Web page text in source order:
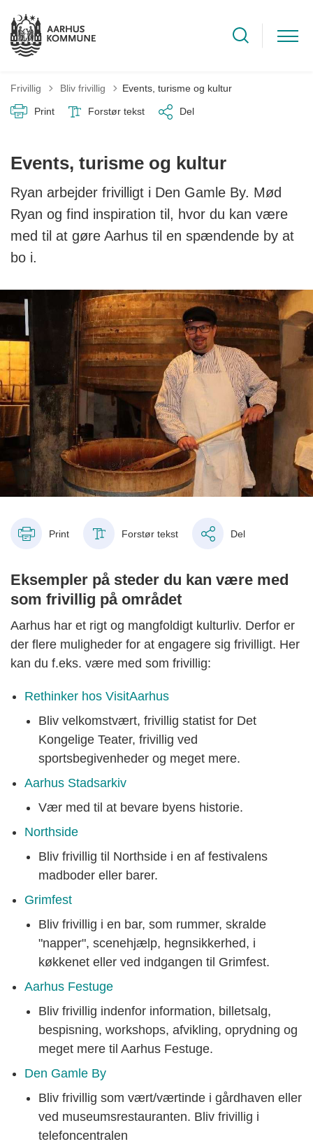
Frivillig Tilbage til
Bliv frivillig Events, turisme og kultur
Print Forstør tekst Del
Events, turisme og kultur
Ryan arbejder frivilligt i Den Gamle By. Mød
Ryan og find inspiration til, hvor du kan være
med til at gøre Aarhus til en spændende by at
bo i.
Print Forstør tekst Del
Eksempler på steder du kan være med
som frivillig på området
Aarhus har et rigt og mangfoldigt kulturliv. Derfor er
der flere muligheder for at engagere sig frivilligt. Her
kan du f.eks. være med som frivillig:
Rethinker hos VisitAarhus
Bliv velkomstvært, frivillig statist for Det
Kongelige Teater, frivillig ved
sportsbegivenheder og meget mere.
Aarhus Stadsarkiv
Vær med til at bevare byens historie.
Northside
Bliv frivillig til Northside i en af festivalens
madboder eller barer.
Grimfest
Bliv frivillig i en bar, som rummer, skralde
"napper", scenehjælp, hegnsikkerhed, i
køkkenet eller ved indgangen til Grimfest.
Aarhus Festuge
Bliv frivillig indenfor information, billetsalg,
bespisning, workshops, afvikling, oprydning og
meget mere til Aarhus Festuge.
Den Gamle By
Bliv frivillig som vært/værtinde i gårdhaven eller
ved museumsrestauranten. Bliv frivillig i
telefoncentralen